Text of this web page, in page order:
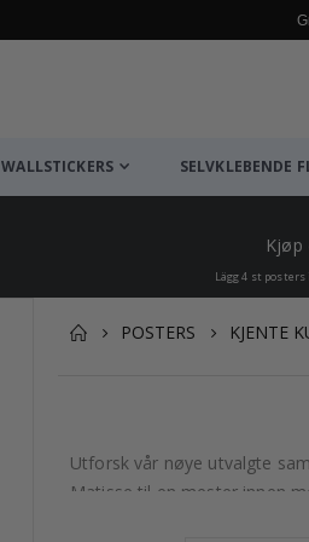
WALLSTICKERS SELVKLEBENDE
Kjøp
Lägg 4 st
POSTERS KJENTE
Utforsk vår nøye utvalgte
Matisse til en mester innen